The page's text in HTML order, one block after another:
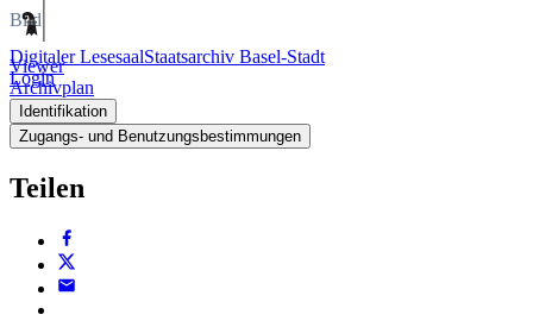
Digitaler LesesaalStaatsarchiv Basel-Stadt
Login
Bild
Viewer
Archivplan
Identifikation
Zugangs- und Benutzungsbestimmungen
Teilen